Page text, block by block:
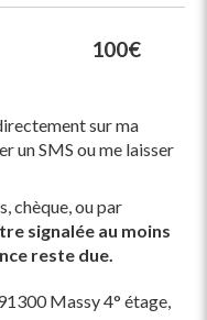
100€
sur ma
un SMS ou me laisser
chèque, ou par
signalée au moins
reste due.
Massy 4° étage,